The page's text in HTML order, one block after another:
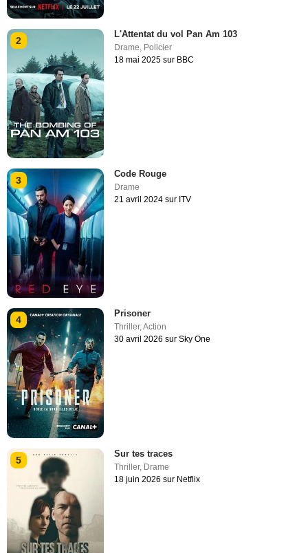
2
L'Attentat du vol Pan Am 103
Drame Policier
18 mai 2025 sur BBC
3
Code Rouge
Drame
21 avril 2024 sur ITV
4
Prisoner
Thriller,Action
30 avril 2026 sur Sky One
5
Sur tes traces
Thriller, Drame
18 juin 2026 sur Netflix